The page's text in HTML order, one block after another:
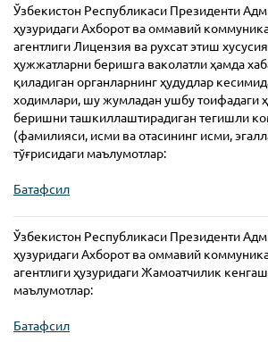
Ўзбекистон Республикаси Президенти
ҳузуридаги Ахборот ва оммавий
агентлиги Лицензия ва рухсат этиш
ҳужжатларни беришга ваколатли ҳамда
қиладиган органларнинг ҳудудлар
ходимлари, шу жумладан ушбу тоифадаги
беришни ташкиллаштирадиган тегишли
(фамилияси, исми ва отасининг исми,
тўғрисидаги маълумотлар:
Батафсил
Ўзбекистон Республикаси Президенти
ҳузуридаги Ахборот ва оммавий
агентлиги ҳузуридаги Жамоатчилик
маълумотлар:
Батафсил